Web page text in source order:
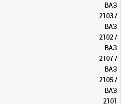
ВАЗ
2103 /
ВАЗ
2102 /
ВАЗ
2107 /
ВАЗ
2105 /
ВАЗ
2101